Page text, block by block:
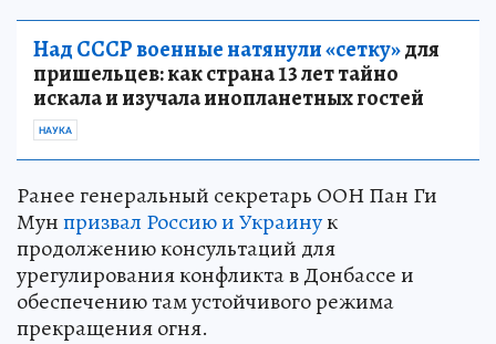
Над СССР военные натянули «сетку»для
пришельцев: как страна 13 лет тайно
искала и изучала инопланетных гостей
НАУКА
Ранее генеральный секретарь ООН Пан Ги
Мунпризвал Россию и Украинук
продолжению консультаций для
урегулирования конфликта в Донбассе и
обеспечению там устойчивого режима
прекращения огня.